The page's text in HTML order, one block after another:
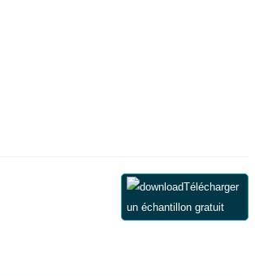
Télécharger
un échantillon gratuit